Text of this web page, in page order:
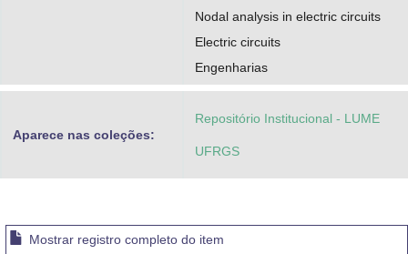
Nodal analysis in electric circuits
Electric circuits
Engenharias
Aparece nas coleções:
Repositório Institucional - LUME
UFRGS
Mostrar registro completo do item